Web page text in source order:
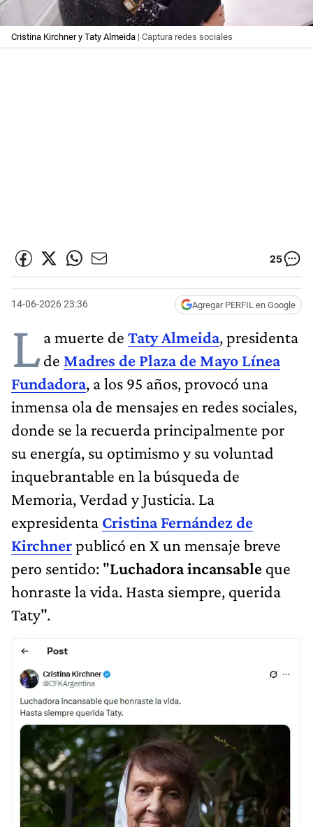
Cristina Kirchner y Taty Almeida | Captura redes sociales
25
14-06-2026 23:36 Agregar PERFIL en Google
La muerte de Taty Almeida, presidenta
de Madres de Plaza de Mayo Línea
Fundadora, a los 95 años, provocó una
inmensa ola de mensajes en redes sociales,
donde se la recuerda principalmente por
su energía, su optimismo y su voluntad
inquebrantable en la búsqueda de
Memoria, Verdad y Justicia. La
expresidenta Cristina Fernández de
Kirchnerpublicó en X un mensaje breve
pero sentido: "Luchadora incansable que
honraste la vida. Hasta siempre, querida
Taty".